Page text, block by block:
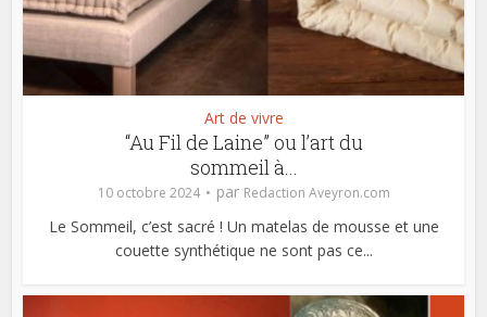
Art de vivre
“Au Fil de Laine” ou l’art du
sommeil à...
10 octobre 2024 par Redaction Aveyron.com
Le Sommeil, c’est sacré ! Un matelas de mousse et une
couette synthétique ne sont pas ce...